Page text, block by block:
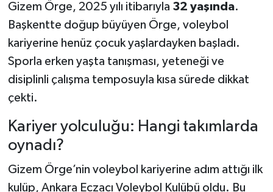
Gizem Örge, 2025 yılı itibarıyla 32 yaşında.
Başkentte doğup büyüyen Örge, voleybol
kariyerine henüz çocuk yaşlardayken başladı.
Sporla erken yaşta tanışması, yeteneği ve
disiplinli çalışma temposuyla kısa sürede dikkat
çekti.
Kariyer yolculuğu: Hangi takımlarda
oynadı?
Gizem Örge’nin voleybol kariyerine adım attığı ilk
kulüp, Ankara Eczacı Voleybol Kulübü oldu. Bu